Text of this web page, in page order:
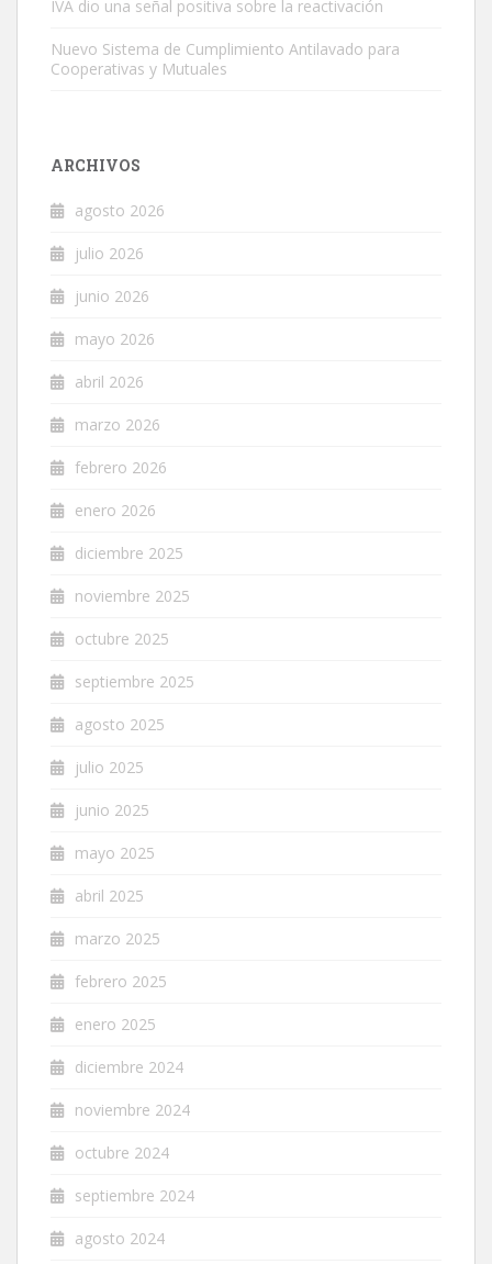
IVA dio una señal positiva sobre la reactivación
Nuevo Sistema de Cumplimiento Antilavado para
Cooperativas y Mutuales
ARCHIVOS
agosto 2026
julio 2026
junio 2026
mayo 2026
abril 2026
marzo 2026
febrero 2026
enero 2026
diciembre 2025
noviembre 2025
octubre 2025
septiembre 2025
agosto 2025
julio 2025
junio 2025
mayo 2025
abril 2025
marzo 2025
febrero 2025
enero 2025
diciembre 2024
noviembre 2024
octubre 2024
septiembre 2024
agosto 2024